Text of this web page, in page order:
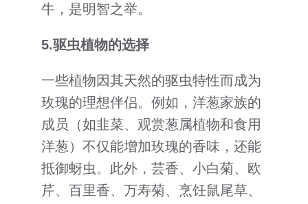
牛，是明智之举。
5.驱虫植物的选择
一些植物因其天然的驱虫特性而成为
玫瑰的理想伴侣。例如，洋葱家族的
成员（如韭菜、观赏葱属植物和食用
洋葱）不仅能增加玫瑰的香味，还能
抵御蚜虫。此外，芸香、小白菊、欧
芹、百里香、万寿菊、烹饪鼠尾草、